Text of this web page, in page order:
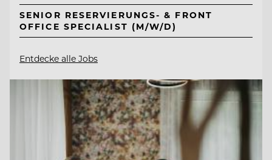
SENIOR RESERVIERUNGS- & FRONT
OFFICE SPECIALIST (M/W/D)
Entdecke alle Jobs